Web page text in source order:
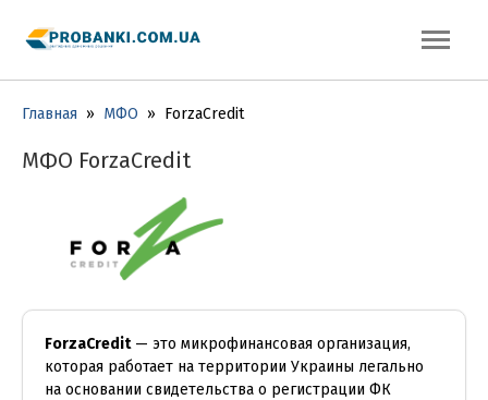
Главная » МФО » ForzaCredit
МФО ForzaCredit
ForzaCredit— это микрофинансовая организация,
которая работает на территории Украины легально
на основании свидетельства о регистрации ФК